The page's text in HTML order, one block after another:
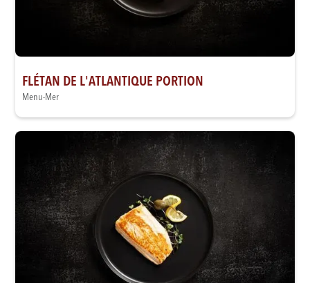
FLÉTAN DE L'ATLANTIQUE PORTION
Menu-Mer